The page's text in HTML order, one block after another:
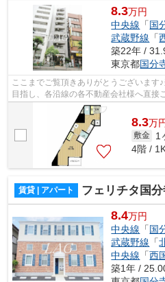
8.3万円
中央線 「国
武蔵野線 「
築22年 /
東京都国分
ここまでご覧頂きありがとうございます
目指し、各沿線の各不動産会社様へ直接
様へ提供しております！最新の情報は...
8.3万
敷金 1
4階 /
賃貸 | アパート フェリチタ国
8.4万円
中央線 「国
武蔵野線 「
中央線 「西
築1年 /